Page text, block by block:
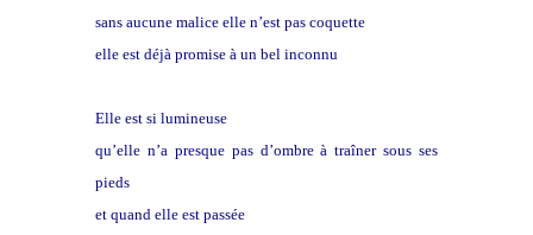
sans aucune malice elle n’est pas coquette
elle est déjà promise à un bel inconnu
Elle est si lumineuse
qu’elle n’a presque pas d’ombre à traîner sous ses
pieds
et quand elle est passée